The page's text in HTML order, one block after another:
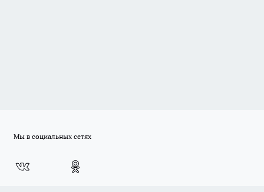
Мы в социальных сетях